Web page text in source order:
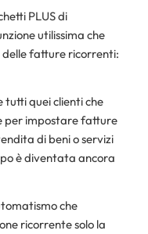
PLUS di
utilissima che
delle fatture ricorrenti:
quei clienti che
per impostare fatture
di beni o servizi
è diventata ancora
che
ricorrente solo la